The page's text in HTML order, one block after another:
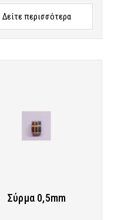
Δείτε περισσότερα
Σύρμα 0,5mm